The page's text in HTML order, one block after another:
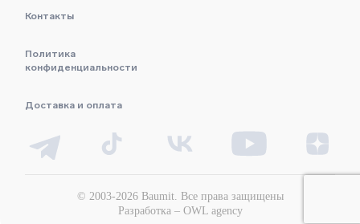
Контакты
Политика
конфиденциальности
Доставка и оплата
© 2003-2026 Baumit. Все права защищены
Разработка – OWL agency